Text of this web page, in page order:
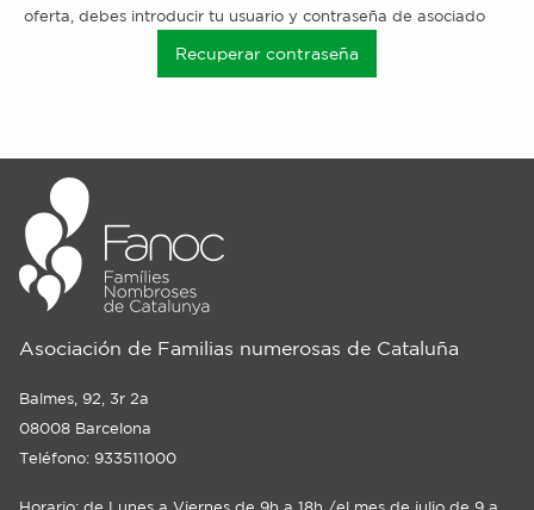
oferta, debes introducir tu usuario y contraseña de asociado
Recuperar contraseña
Asociación de Familias numerosas de Cataluña
Balmes, 92, 3r 2a
08008 Barcelona
Teléfono: 933511000